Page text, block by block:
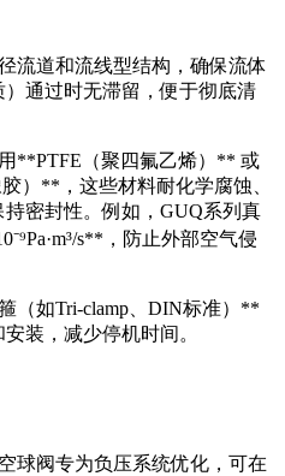
流道和流线型结构，确保流体
）通过时无滞留，便于彻底清
**PTFE（聚四氟乙烯）** 或
）**，这些材料耐化学腐蚀、
密封性。例如，GUQ系列真
s**，防止外部空气侵
（如Tri-clamp、DIN标准）**
装，减少停机时间。
球阀专为负压系统优化，可在